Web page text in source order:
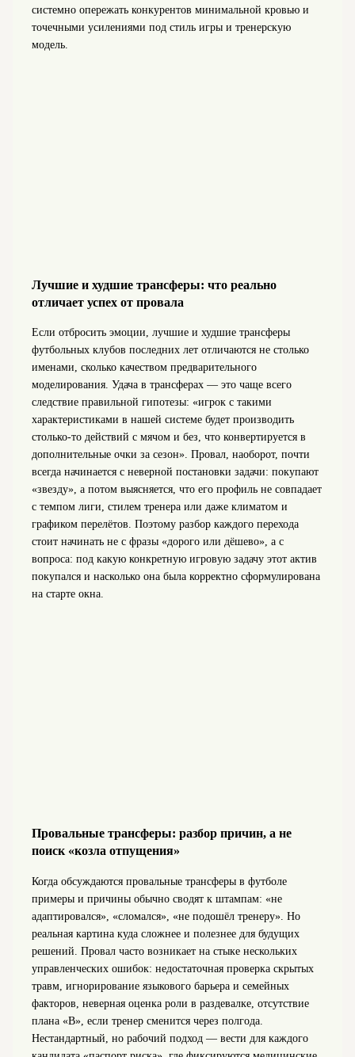
системно опережать конкурентов минимальной кровью и
точечными усилениями под стиль игры и тренерскую
модель.
Лучшие и худшие трансферы: что реально
отличает успех от провала
Если отбросить эмоции, лучшие и худшие трансферы
футбольных клубов последних лет отличаются не столько
именами, сколько качеством предварительного
моделирования. Удача в трансферах — это чаще всего
следствие правильной гипотезы: «игрок с такими
характеристиками в нашей системе будет производить
столько-то действий с мячом и без, что конвертируется в
дополнительные очки за сезон». Провал, наоборот, почти
всегда начинается с неверной постановки задачи: покупают
«звезду», а потом выясняется, что его профиль не совпадает
с темпом лиги, стилем тренера или даже климатом и
графиком перелётов. Поэтому разбор каждого перехода
стоит начинать не с фразы «дорого или дёшево», а с
вопроса: под какую конкретную игровую задачу этот актив
покупался и насколько она была корректно сформулирована
на старте окна.
Провальные трансферы: разбор причин, а не
поиск «козла отпущения»
Когда обсуждаются провальные трансферы в футболе
примеры и причины обычно сводят к штампам: «не
адаптировался», «сломался», «не подошёл тренеру». Но
реальная картина куда сложнее и полезнее для будущих
решений. Провал часто возникает на стыке нескольких
управленческих ошибок: недостаточная проверка скрытых
травм, игнорирование языкового барьера и семейных
факторов, неверная оценка роли в раздевалке, отсутствие
плана «B», если тренер сменится через полгода.
Нестандартный, но рабочий подход — вести для каждого